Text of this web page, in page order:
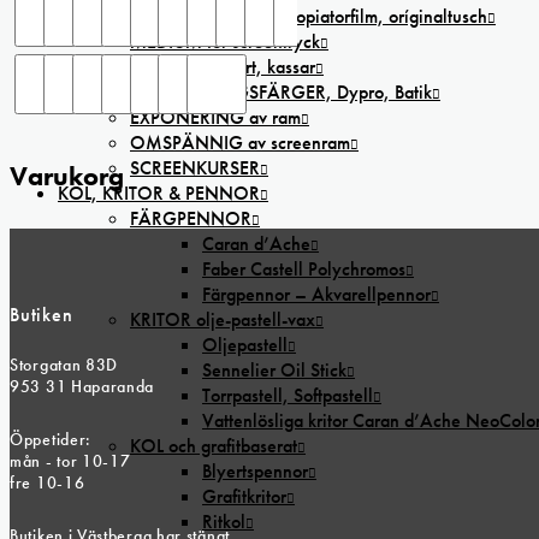
LASER,-bläckstråle,-kopiatorfilm, oríginaltusch
MEDIUM för screentryck
TEXTILIER T-shirt, kassar
IINFÄRGNINGSFÄRGER, Dypro, Batik
EXPONERING av ram
OMSPÄNNIG av screenram
SCREENKURSER
KOL, KRITOR & PENNOR
FÄRGPENNOR
Caran d’Ache
Faber Castell Polychromos
Färgpennor – Akvarellpennor
KRITOR olje-pastell-vax
Oljepastell
Sennelier Oil Stick
Torrpastell, Softpastell
Vattenlösliga kritor Caran d’Ache
KOL och grafitbaserat
Blyertspennor
Grafitkritor
Ritkol
Varukorg
Butiken
Storgatan 83D
953 31 Haparanda
Öppetider:
mån - tor 10-17
fre 10-16